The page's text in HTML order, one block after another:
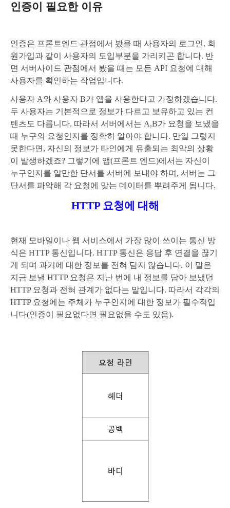
인증이 필요한 이유
인증은 프론트엔드 관점에서 봤을 때 사용자의 로그인, 회
원가입과 같이 사용자의 도입부분을 가리키곤 합니다. 반
면 서버사이드 관점에서 봤을 때는 모든 API 요청에 대해
사용자를 확인하는 작업입니다.
사용자 A와 사용자 B가 앱을 사용한다고 가정하겠습니다.
두 사용자는 기본적으로 정보가 다르고 보유하고 있는 컨
텐츠도 다릅니다. 따라서 서버에서는 A,B가 요청을 보냈을
때 누구의 요청인지를 정확히 알아야 합니다. 만일 그렇지
못한다면, 자신의 정보가 타인에게 유출되는 최악의 상황
이 발생하겠죠? 그렇기에 앱(프론트 엔드)에서는 자신이
누구인지를 알만한 단서를 서버에 보내야 하며, 서버는 그
단서를 파악해 각 요청에 맞는 데이터를 뿌려주게 됩니다.
HTTP 요청에 대해
현재 모바일이나 웹 서비스에서 가장 많이 쓰이는 통신 방
식은 HTTP 통신입니다. HTTP 통신은 응답 후 연결을 끊기
게 되며 과거에 대한 정보를 전혀 담지 않습니다. 이 말은
지금 보낼 HTTP 요청은 지난 번에 내 정보를 담아 보냈던
HTTP 요청과 전혀 관계가 없다는 말입니다. 따라서 각각의
HTTP 요청에는 주체가 누구인지에 대한 정보가 필수적입
니다(인증이 필요없다면 필요없을 수도 있음).